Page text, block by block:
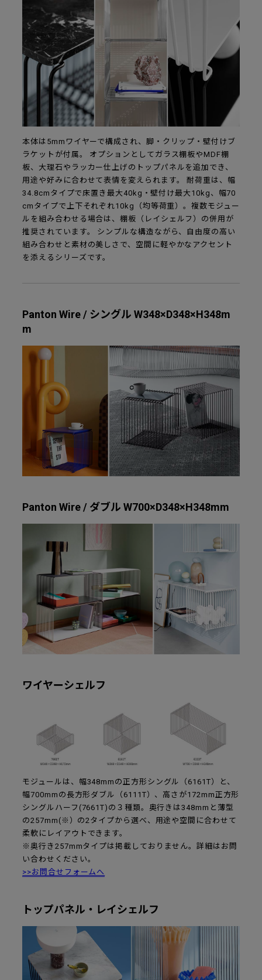
本体は5mmワイヤーで構成され、脚・クリップ・壁付けブ
ラケットが付属。 オプションとしてガラス棚板やMDF棚
板、大理石やラッカー仕上げのトップパネルを追加でき、
用途や好みに合わせて表情を変えられます。 耐荷重は、幅
34.8cmタイプで床置き最大40kg・壁付け最大10kg、幅70
cmタイプで上下それぞれ10kg（均等荷重）。複数モジュー
ルを組み合わせる場合は、棚板（レイシェルフ）の併用が
推奨されています。 シンプルな構造ながら、自由度の高い
組み合わせと素材の美しさで、空間に軽やかなアクセント
を添えるシリーズです。
Panton Wire / シングル W348×D348×H348m
m
Panton Wire / ダブル W700×D348×H348mm
ワイヤーシェルフ
モジュールは、幅348mmの正方形シングル（6161T）と、
幅700mmの長方形ダブル（6111T）、高さが172mm正方形
シングルハーフ(7661T)の３種類。奥行きは348mmと薄型
の257mm(※）の2タイプから選べ、用途や空間に合わせて
柔軟にレイアウトできます。
※奥行き257mmタイプは掲載しておりません。詳細はお問
い合わせください。
>>お問合せフォームへ
トップパネル・レイシェルフ